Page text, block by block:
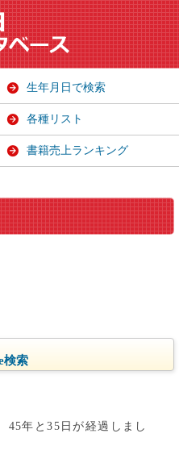
検索
45年と35日が経過しまし
生年月日で検索
各種リスト
書籍売上ランキング